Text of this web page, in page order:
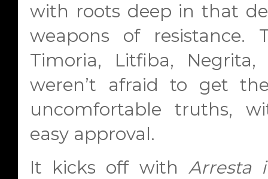
with roots deep in that
weapons of resistance.
Timoria, Litfiba,
weren’t afraid to get
uncomfortable truths,
easy approval.
It kicks off with Arresta